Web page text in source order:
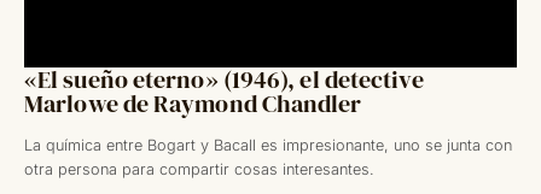
«El sueño eterno» (1946), el detective
Marlowe de Raymond Chandler
La química entre Bogart y Bacall es impresionante, uno se junta con
otra persona para compartir cosas interesantes.